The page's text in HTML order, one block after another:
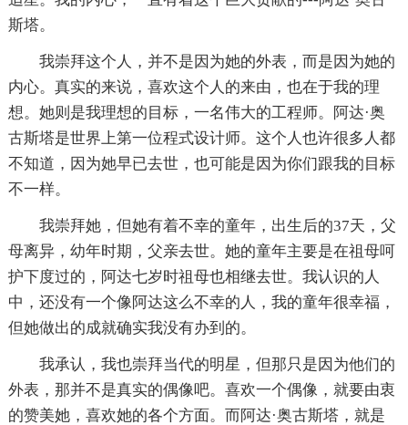
斯塔。
我崇拜这个人，并不是因为她的外表，而是因为她的
内心。真实的来说，喜欢这个人的来由，也在于我的理
想。她则是我理想的目标，一名伟大的工程师。阿达·奥
古斯塔是世界上第一位程式设计师。这个人也许很多人都
不知道，因为她早已去世，也可能是因为你们跟我的目标
不一样。
我崇拜她，但她有着不幸的童年，出生后的37天，父
母离异，幼年时期，父亲去世。她的童年主要是在祖母呵
护下度过的，阿达七岁时祖母也相继去世。我认识的人
中，还没有一个像阿达这么不幸的人，我的童年很幸福，
但她做出的成就确实我没有办到的。
我承认，我也崇拜当代的明星，但那只是因为他们的
外表，那并不是真实的偶像吧。喜欢一个偶像，就要由衷
的赞美她，喜欢她的各个方面。而阿达·奥古斯塔，就是